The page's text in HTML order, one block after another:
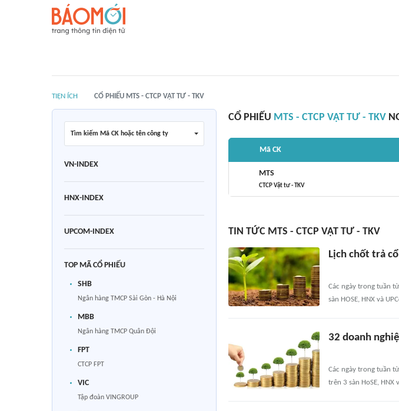
TIỆN ÍCH CỔ PHIẾU MTS - CTCP VẬT TƯ - TKV
Tìm kiếm Mã CK hoặc tên công ty
VN-INDEX
HNX-INDEX
UPCOM-INDEX
TOP MÃ CỔ PHIẾU
SHB
Ngân hàng TMCP Sài Gòn - Hà Nội
MBB
Ngân hàng TMCP Quân Đội
FPT
CTCP FPT
VIC
Tập đoàn VINGROUP
CỔ PHIẾU MTS - CTCP VẬT TƯ - TKV
Mã CK
MTS
CTCP Vật tư - TKV
TIN TỨC MTS - CTCP VẬT TƯ - TKV
Lịch chốt trả
Các ngày trong tuần
sàn HOSE, HNX và
32 doanh
Các ngày trong tuần
trên 3 sàn HoSE, HNX